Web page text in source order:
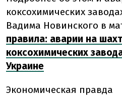
коксохимических
Вадима Новинского в
правила: аварии на
коксохимических
Украине
Экономическая правда